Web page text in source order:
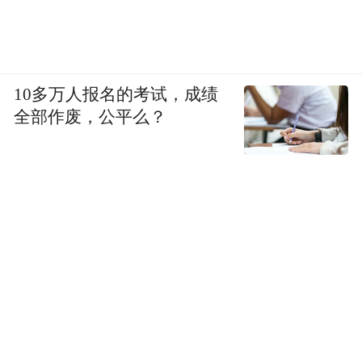
10多万人报名的考试，成绩
全部作废，公平么？